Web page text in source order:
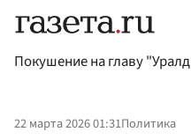
Покушение на главу
22 марта 2026 01:31Политика